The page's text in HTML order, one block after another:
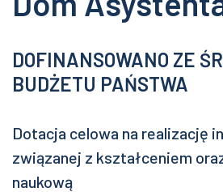
DOFINANSOWANO ZE
BUDŻETU PAŃSTWA
Dotacja celowa na realizację
związanej z kształceniem
naukową